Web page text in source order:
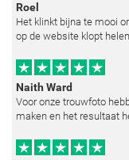
Roel
Het klinkt bijna te mooi
op de website klopt
Naith Ward
Voor onze trouwfoto
maken en het resultaat